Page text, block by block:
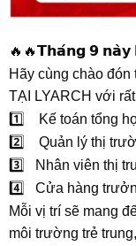
🔥🔥𝗧𝗵𝗮́𝗻𝗴 𝟵 𝗻𝗮̀𝘆
Hãy cùng chào
TẠI LYARCH với
1️⃣ Kế toán tổng
2️⃣ Quản lý thị
3️⃣ Nhân viên thị
4️⃣ Cửa hàng
Mỗi vị trí sẽ mang
môi trường trẻ